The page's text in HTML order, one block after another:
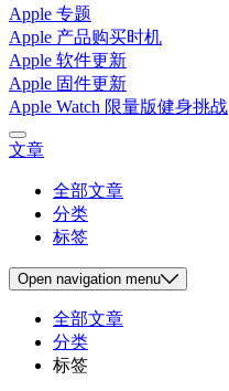
Apple 专题
Apple 产品购买时机
Apple 软件更新
Apple 固件更新
Apple Watch 限量版健身挑战
文章
全部文章
分类
标签
Open navigation menu
全部文章
分类
标签